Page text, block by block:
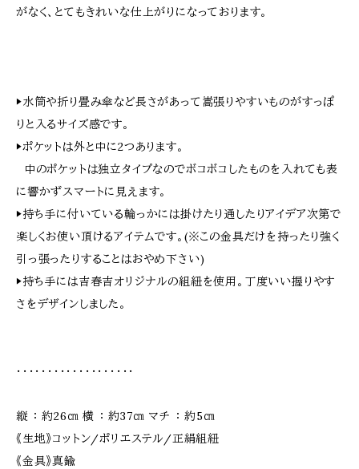
がなく、とてもきれいな仕上がりになっております。
▶︎水筒や折り畳み傘など長さがあって嵩張りやすいものがすっぽ
りと入るサイズ感です。
▶︎ポケットは外と中に2つあります。
中のポケットは独立タイプなのでボコボコしたものを入れても表
に響かずスマートに見えます。
▶︎持ち手に付いている輪っかには掛けたり通したりアイデア次第で
楽しくお使い頂けるアイテムです。(※この金具だけを持ったり強く
引っ張ったりすることはおやめ下さい)
▶︎持ち手には吉春吉オリジナルの組紐を使用。丁度いい握りやす
さをデザインしました。
・・・・・・・・・・・・・・・・・・・
縦 ： 約26㎝ 横 ： 約37㎝ マチ ： 約5㎝
《生地》コットン/ポリエステル/正絹組紐
《金具》真鍮